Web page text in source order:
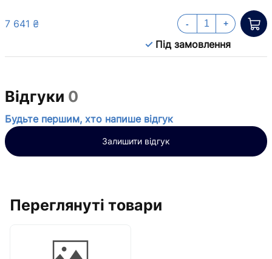
7 641 ₴
Під замовлення
- +
Відгуки 0
Будьте першим, хто напише відгук
Залишити відгук
Переглянуті товари